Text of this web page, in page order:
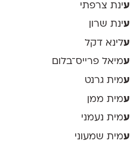
עינת צרפתי
עינת שרון
עלינא דקל
עמיאל פרייס־בלום
עמית גרנט
עמית ממן
עמית נעמני
עמית שמעוני